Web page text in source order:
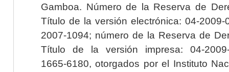
Gamboa. Número de la Reserva de
Título de la versión electrónica: 04-2009-
2007-1094; número de la Reserva de
Título de la versión impresa: 04-2009-
1665-6180, otorgados por el Instituto